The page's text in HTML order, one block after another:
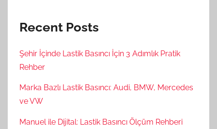
Recent Posts
Şehir İçinde Lastik Basıncı İçin 3 Adımlık Pratik
Rehber
Marka Bazlı Lastik Basıncı: Audi, BMW, Mercedes
ve VW
Manuel ile Dijital: Lastik Basıncı Ölçüm Rehberi